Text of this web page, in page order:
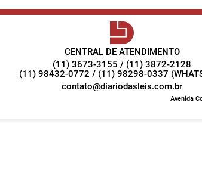
CENTRAL DE ATENDIMENTO
(11) 3673-3155 / (11) 3872-2128
(11) 98432-0772 / (11) 98298-0337
contato@diariodasleis.com.br
Avenida